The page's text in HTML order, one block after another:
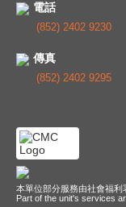
電話
(852) 2402 9230
傳真
(852) 2402 9295
本單位部分服務由社會福利
Part of the unit's services